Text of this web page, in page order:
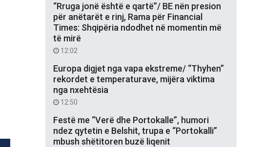
“Rruga jonë është e qartë”/ BE nën presion
për anëtarët e rinj, Rama për Financial
Times: Shqipëria ndodhet në momentin më
të mirë
12:02
Europa digjet nga vapa ekstreme/ “Thyhen”
rekordet e temperaturave, mijëra viktima
nga nxehtësia
12:50
Festë me “Verë dhe Portokalle”, humori
ndez qytetin e Belshit, trupa e “Portokalli”
mbush shëtitoren buzë liqenit